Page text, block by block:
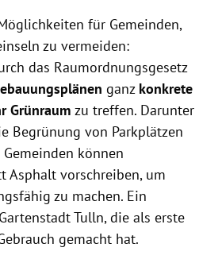
für Gemeinden,
zu vermeiden:
das Raumordnungsgesetz
ganz konkrete
Grünraum zu treffen. Darunter
Begrünung von Parkplätzen
können
Asphalt vorschreiben, um
zu machen. Ein
Tulln, die als erste
gemacht hat.